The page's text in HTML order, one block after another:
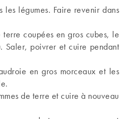
les légumes. Faire revenir dans
coupées en gros cubes, le
Saler, poivrer et cuire pendant
en gros morceaux et les
de terre et cuire à nouveau